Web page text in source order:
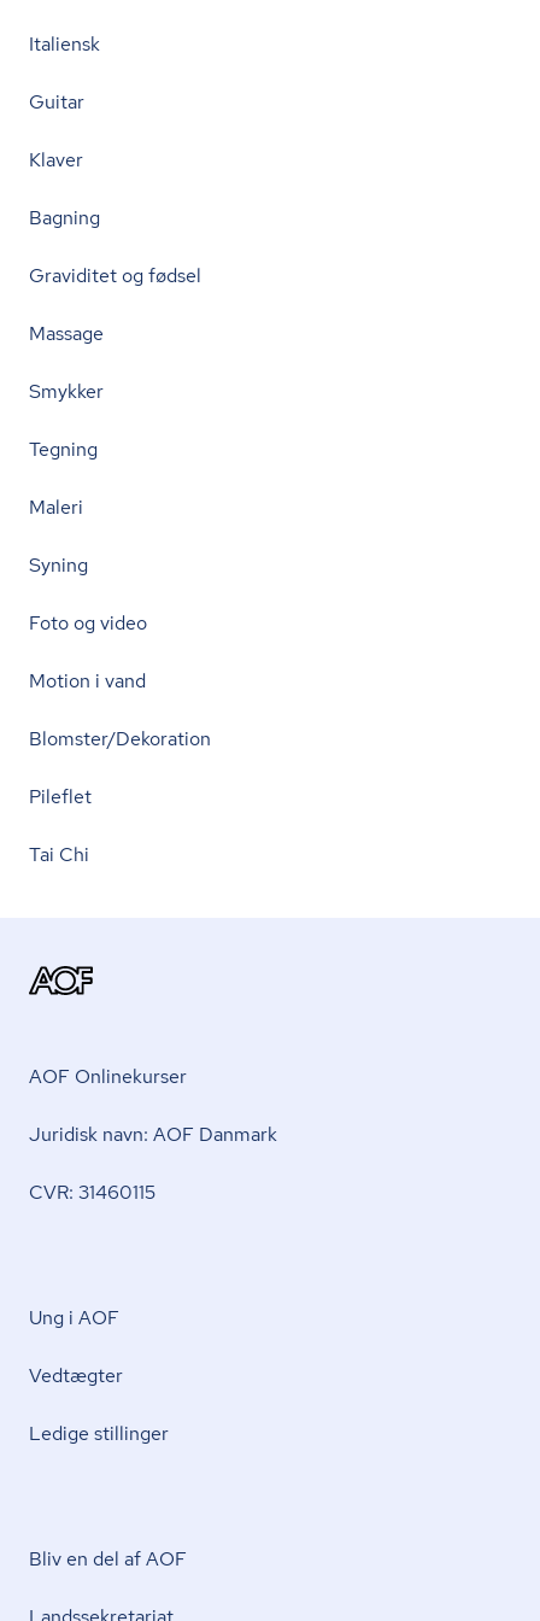
Italiensk
Guitar
Klaver
Bagning
Graviditet og fødsel
Massage
Smykker
Tegning
Maleri
Syning
Foto og video
Motion i vand
Blomster/Dekoration
Pileflet
Tai Chi
AOF Onlinekurser
Juridisk navn: AOF Danmark
CVR: 31460115
Ung i AOF
Vedtægter
Ledige stillinger
Bliv en del af AOF